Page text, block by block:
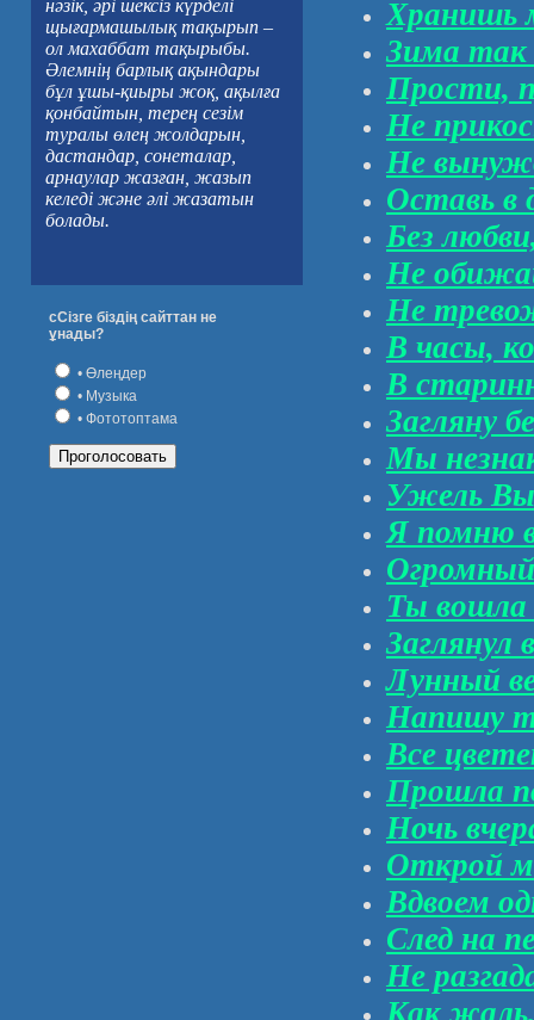
нәзік, әрі шексіз күрделі
щығармашылық тақырып –
ол махаббат тақырыбы.
Әлемнің барлық ақындары
бұл ұшы-қиыры жоқ, ақылға
қонбайтын, терең сезім
туралы өлең жолдарын,
дастандар, сонеталар,
арнаулар жазған, жазып
келеді және әлі жазатын
болады.
сСізге біздің сайттан не
ұнады?
• Өлеңдер
• Музыка
• Фототоптама
Хранишь
Зима так
Прости,
Не
Не
Оставь в
Без
Не
Не
В часы,
В
Загляну
Мы
Ужель Вы
Я помню
Огромный
Ты
Заглянул
Лунный
Напишу
Все
Прошла
Ночь
Открой
Вдвоем
След на
Не
Как